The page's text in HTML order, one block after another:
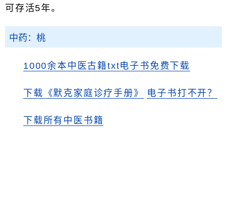
可存活5年。
中药：桃
1000余本中医古籍txt电子书免费下载
下载《默克家庭诊疗手册》 电子书打不开？
下载所有中医书籍